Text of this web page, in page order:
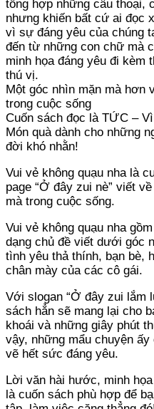
tổng hợp những câu thoại,
nhưng khiến bất cứ ai đọc
vì sự đáng yêu của chúng
đến từ những con chữ mà
minh họa đáng yêu đi kèm
thú vị.
Một góc nhìn mặn mà hơn
trong cuộc sống
Cuốn sách đọc là TỨC –
Món quà dành cho những
đời khó nhằn!
Vui vẻ không quạu nha là
page “Ở đây zui nè” viết
mà trong cuộc sống.
Vui vẻ không quạu nha
dạng chủ đề viết dưới góc
tình yêu thả thính, bạn bè,
chân mày của các cô gái.
Với slogan “Ở đây zui lắm
sách hẳn sẽ mang lại cho
khoái và những giây phút
vậy, những mẩu chuyện
vẽ hết sức đáng yêu.
Lời văn hài hước, minh
là cuốn sách phù hợp để